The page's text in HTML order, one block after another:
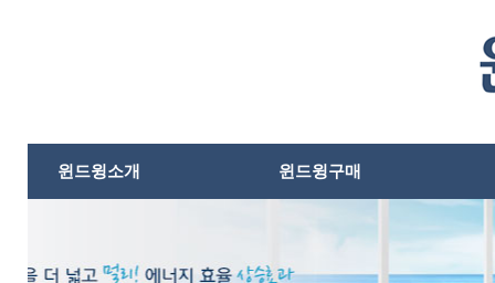
윈드윙소개 윈드윙구매